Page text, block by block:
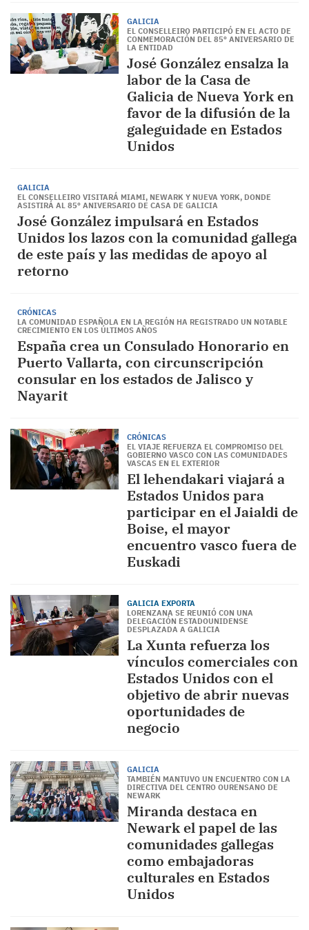
GALICIA
EL CONSELLEIRO PARTICIPÓ EN EL ACTO DE
CONMEMORACIÓN DEL 85º ANIVERSARIO DE
LA ENTIDAD
José González ensalza la
labor de la Casa de
Galicia de Nueva York en
favor de la difusión de la
galeguidade en Estados
Unidos
GALICIA
EL CONSELLEIRO VISITARÁ MIAMI, NEWARK Y NUEVA YORK, DONDE
ASISTIRÁ AL 85º ANIVERSARIO DE CASA DE GALICIA
José González impulsará en Estados
Unidos los lazos con la comunidad gallega
de este país y las medidas de apoyo al
retorno
CRÓNICAS
LA COMUNIDAD ESPAÑOLA EN LA REGIÓN HA REGISTRADO UN NOTABLE
CRECIMIENTO EN LOS ÚLTIMOS AÑOS
España crea un Consulado Honorario en
Puerto Vallarta, con circunscripción
consular en los estados de Jalisco y
Nayarit
CRÓNICAS
EL VIAJE REFUERZA EL COMPROMISO DEL
GOBIERNO VASCO CON LAS COMUNIDADES
VASCAS EN EL EXTERIOR
El lehendakari viajará a
Estados Unidos para
participar en el Jaialdi de
Boise, el mayor
encuentro vasco fuera de
Euskadi
GALICIA EXPORTA
LORENZANA SE REUNIÓ CON UNA
DELEGACIÓN ESTADOUNIDENSE
DESPLAZADA A GALICIA
La Xunta refuerza los
vínculos comerciales con
Estados Unidos con el
objetivo de abrir nuevas
oportunidades de
negocio
GALICIA
TAMBIÉN MANTUVO UN ENCUENTRO CON LA
DIRECTIVA DEL CENTRO OURENSANO DE
NEWARK
Miranda destaca en
Newark el papel de las
comunidades gallegas
como embajadoras
culturales en Estados
Unidos